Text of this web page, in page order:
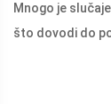
Mnogo je
što dovodi do